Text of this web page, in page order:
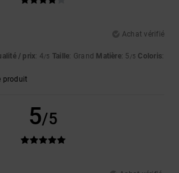
Achat vérifié
/ prix: 4/5 Taille: Grand Matière: 5 /5 Coloris:
produit
5/5